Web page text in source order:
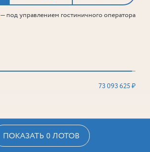
— под управлением гостиничного оператора
73 093 625 ₽
ПОКАЗАТЬ 0 ЛОТОВ